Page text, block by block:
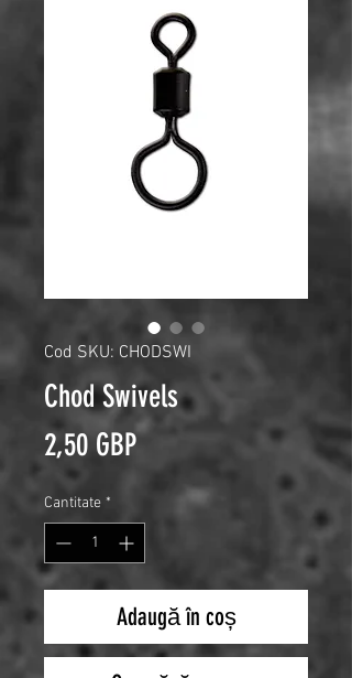
Cod SKU: CHODSWI
Chod Swivels
2,50 GBPPreț
Cantitate *
Adaugă în coș